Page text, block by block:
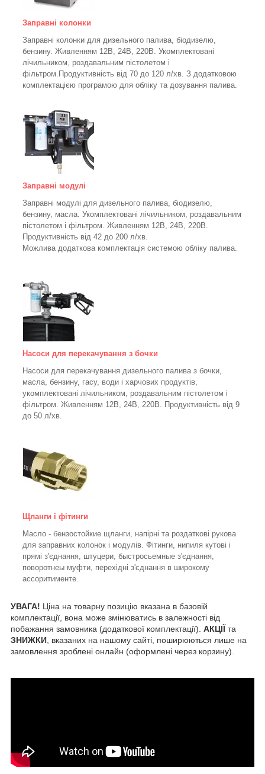
Заправні колонки
Заправні колонки для дизельного палива, біодизелю,
бензину. Живленням 12В, 24В, 220В. Укомплектовані
лічильником, роздавальним пістолетом і
фільтром. Продуктивність від 70 до 120 л/хв. З додатковою
комплектацією програмою для обліку та дозування палива.
Заправні модулі
Заправні модулі для дизельного палива, біодизелю,
бензину, масла. Укомплектовані лічильником, роздавальним
пістолетом і фільтром. Живленням 12В, 24В, 220В.
Продуктивність від 42 до 200 л/хв.
Можлива додаткова комплектація системою обліку палива.
Насоси для перекачування з бочки
Насоси для перекачування дизельного палива з бочки,
масла, бензину, гасу, води і харчових продуктів,
укомплектовані лічильником, роздавальним пістолетом і
фільтром. Живленням 12В, 24В, 220В. Продуктивність від 9
до 50 л/хв.
Щланги і фітинги
Масло - бензостойкие щланги, напірні та роздаткові рукова
для заправних колонок і модулів. Фітинги, нипиля кутові і
прямі з'єднання, штуцери, быстросьемные з'єднання,
поворотнеы муфти, перехідні з'єднання в широкому
ассоритименте.
УВАГА! Ціна на товарну позицію вказана в базовій
комплектації, вона може змінюватись в залежності від
побажання замовника (додаткової комплектації). АКЦІЇ та
ЗНИЖКИ , вказаних на нашому сайті, поширюються лише на
замовлення зроблені онлайн (оформлені через корзину).